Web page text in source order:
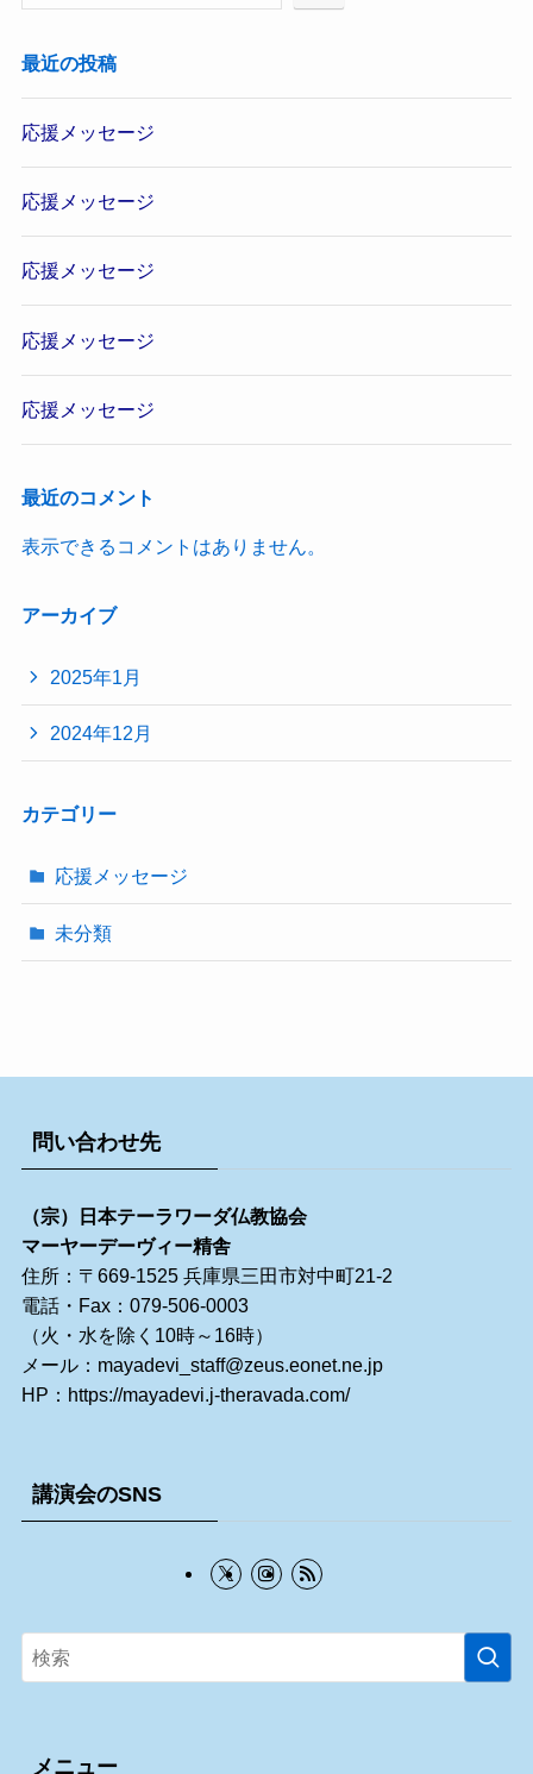
最近の投稿
応援メッセージ
応援メッセージ
応援メッセージ
応援メッセージ
応援メッセージ
最近のコメント
表示できるコメントはありません。
アーカイブ
2025年1月
2024年12月
カテゴリー
応援メッセージ
未分類
問い合わせ先
（宗）日本テーラワーダ仏教協会
マーヤーデーヴィー精舎
住所：〒669-1525 兵庫県三田市対中町21-2
電話・Fax：079-506-0003
（火・水を除く10時～16時）
メール： mayadevi_staff@zeus.eonet.ne.jp
HP： https://mayadevi.j-theravada.com/
講演会のSNS
メニュー